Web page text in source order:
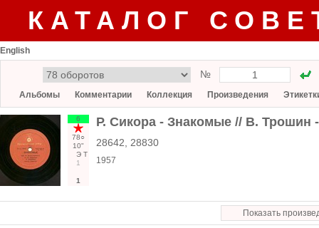
КАТАЛОГ
English
№
Альбомы Комментарии Коллекция Произведения
6
78○
10"
Э Т
1
1
Р. Сикора - Знакомые // В. Трошин
28642, 28830
1957
Показать